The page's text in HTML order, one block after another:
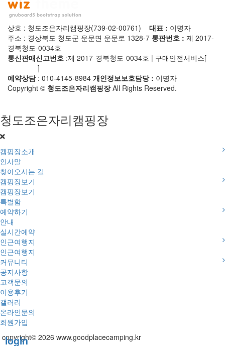
상호 : 청도조은자리캠핑장(739-02-00761) 대표 : 이명자
주소 : 경상북도 청도군 운문면 운문로 1328-7 통판번호 : 제 2017-
경북청도-0034호
통신판매신고번호 :제 2017-경북청도-0034호 | 구매안전서비스[
]
예약상담: 010-4145-8984 개인정보보호담당 : 이명자
Copyright © 청도조은자리캠핑장All Rights Reserved.
청도조은자리캠핑장
캠핑장소개
인사말
찾아오시는 길
캠핑장보기
캠핑장보기
특별함
예약하기
안내
실시간예약
인근여행지
인근여행지
커뮤니티
공지사항
고객문의
이용후기
갤러리
온라인문의
회원가입
login
copyright© 2026 www.goodplacecamping.kr